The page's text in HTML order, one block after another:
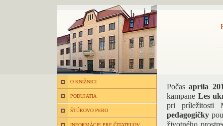
O KNIŽNICI
PODUJATIA
ŠTÚROVO PERO
INFORMÁCIE PRE ČITATEĽOV
Počas apríla
kampane Les
pri príležitosti
pedagogičky